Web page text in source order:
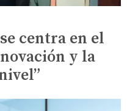
centra en el
y la